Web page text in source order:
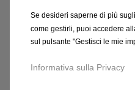
Fase 2 : Ricevi la valutazione
via e-mail
Una volta che hai fornito
Questa valutazione ti verrà
Se desideri saperne di più
come gestirli, puoi accedere
sul pulsante "Gestisci le mie
Informativa sulla Privacy